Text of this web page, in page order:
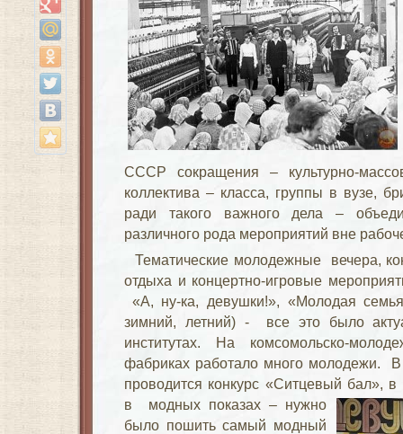
СССР сокращения – культурно-
коллектива – класса, группы в вузе,
ради такого важного дела –
различного рода мероприятий вне
Тематические молодежные вечера,
отдыха и концертно-игровые
«А, ну-ка, девушки!», «Молодая
зимний, летний) - все это было
институтах. На комсомольско-
фабриках работало много молодежи.
проводится конкурс «Ситцевый бал»,
в модных показах – нужно
было пошить самый модный